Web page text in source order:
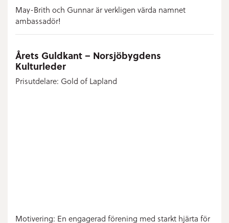
May-Brith och Gunnar är verkligen värda namnet
ambassadör!
Årets Guldkant – Norsjöbygdens
Kulturleder
Prisutdelare: Gold of Lapland
Motivering: En engagerad förening med starkt hjärta för